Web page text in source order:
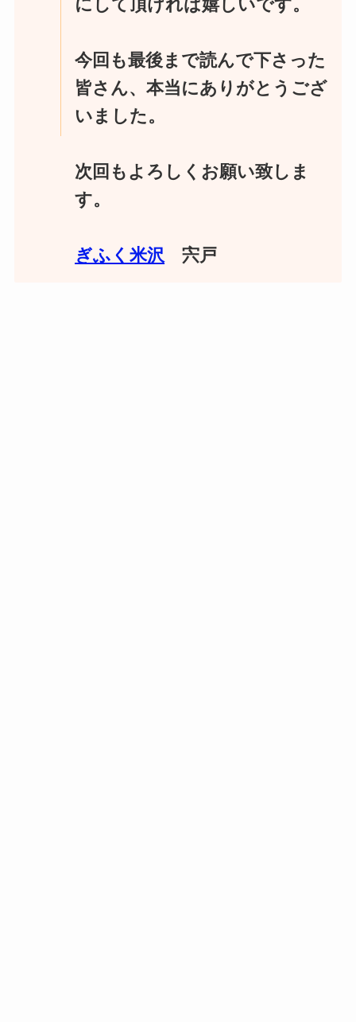
にして頂ければ嬉しいです。
今回も最後まで読んで下さった
皆さん、本当にありがとうござ
いました。
次回もよろしくお願い致しま
す。
ぎふく米沢 宍戸